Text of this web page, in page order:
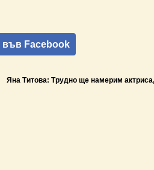
Facebook
Яна Титова: Трудно ще намерим